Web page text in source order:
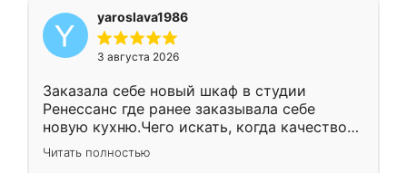
yaroslava1986
3 августа 2026
Заказала себе новый шкаф в студии
Ренессанс где ранее заказывала себе
новую кухню.Чего искать, когда качеством
вполне довольна. Служит кухня уже почти
два года, нареканий нет.
Читать полностью